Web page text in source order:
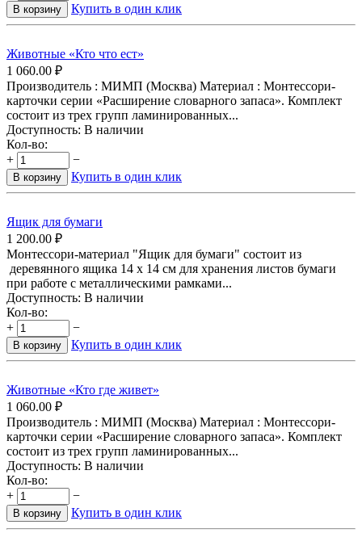
В корзину Купить в один клик
Животные «Кто что ест»
1 060.00 ₽
Производитель : МИМП (Москва) Материал : Монтессори-
карточки серии «Расширение словарного запаса». Комплект
состоит из трех групп ламинированных...
Доступность: В наличии
Кол-во:
+
−
В корзину Купить в один клик
Ящик для бумаги
1 200.00 ₽
Монтессори-материал "Ящик для бумаги" состоит из
деревянного ящика 14 х 14 см для хранения листов бумаги
при работе с металлическими рамками...
Доступность: В наличии
Кол-во:
+
−
В корзину Купить в один клик
Животные «Кто где живет»
1 060.00 ₽
Производитель : МИМП (Москва) Материал : Монтессори-
карточки серии «Расширение словарного запаса». Комплект
состоит из трех групп ламинированных...
Доступность: В наличии
Кол-во:
+
−
В корзину Купить в один клик